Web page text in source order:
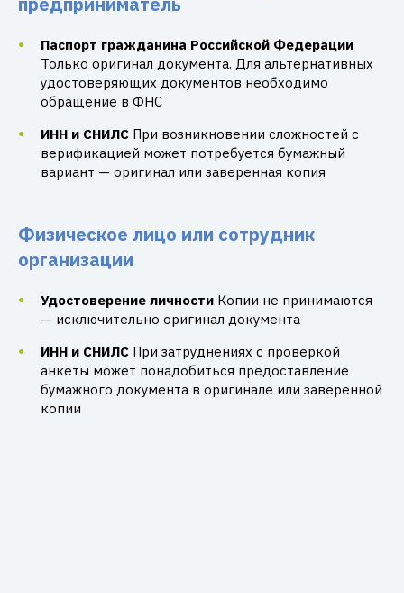
Паспорт гражданина Российской Федерации
Только оригинал документа. Для альтернативных
удостоверяющих документов необходимо
обращение в ФНС
ИНН и СНИЛС При возникновении сложностей с
верификацией может потребуется бумажный
вариант — оригинал или заверенная копия
Физическое лицо или сотрудник
организации
Удостоверение личности Копии не принимаются
— исключительно оригинал документа
ИНН и СНИЛС При затруднениях с проверкой
анкеты может понадобиться предоставление
бумажного документа в оригинале или заверенной
копии